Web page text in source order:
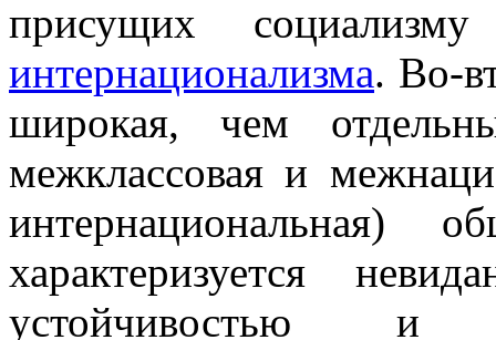
присущих
интернационализма. Во-
широкая, чем
межклассовая и
характеризуется
устойчивостью и